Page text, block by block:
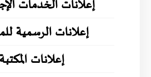
إعلانات الخدمات
إعلانات الرسمية
إعلانات المكتبة